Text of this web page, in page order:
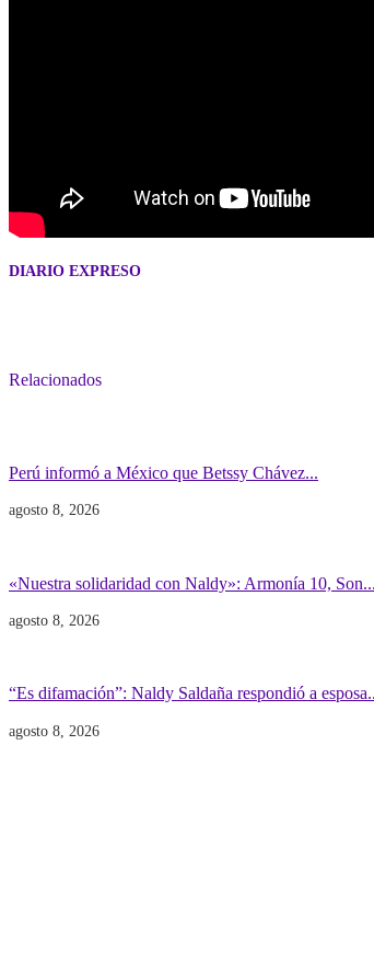
DIARIO EXPRESO
Relacionados
Perú informó a México que Betssy Chávez...
agosto 8, 2026
«Nuestra solidaridad con Naldy»: Armonía 10, Son...
agosto 8, 2026
“Es difamación”: Naldy Saldaña respondió a
agosto 8, 2026